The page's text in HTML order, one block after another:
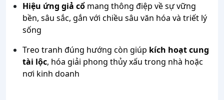
Hiệu ứng giả cổ mang thông điệp về sự vững
bền, sâu sắc, gắn với chiều sâu văn hóa và triết lý
sống
Treo tranh đúng hướng còn giúp kích hoạt cung
tài lộc, hóa giải phong thủy xấu trong nhà hoặc
nơi kinh doanh